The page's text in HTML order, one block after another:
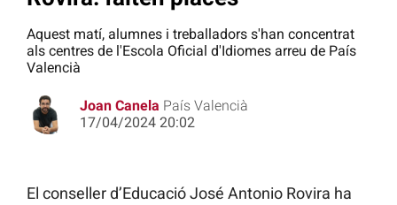
Aquest matí, alumnes i treballadors s'han concentrat
als centres de l'Escola Oficial d'Idiomes arreu de País
Valencià
Joan Canela País Valencià
17/04/2024 20:02
El conseller d’Educació José Antonio Rovira ha